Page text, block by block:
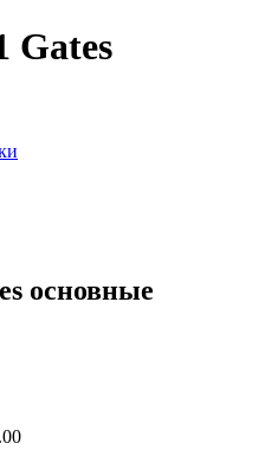
Gates
основные